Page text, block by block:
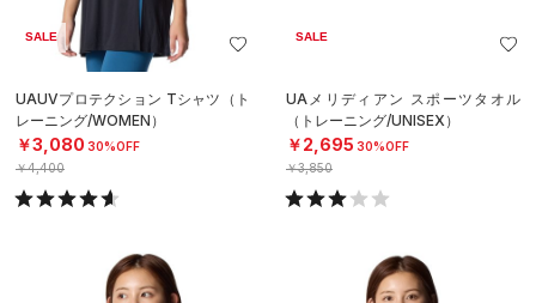
SALE
UAUVプロテクション Tシャツ（ト
レーニング/WOMEN）
￥3,080 30%OFF
￥4,400
SALE
UAメリディアン スポーツタオル
（トレーニング/UNISEX）
￥2,695 30%OFF
￥3,850